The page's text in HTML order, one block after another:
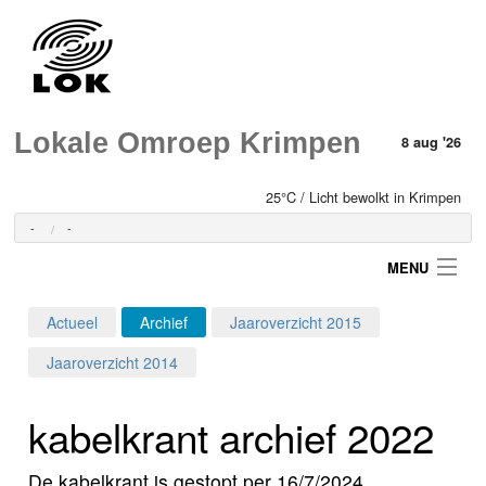
Lokale Omroep Krimpen 8 aug '26
25°C / Licht bewolkt in Krimpen
- -
MENU
Programma's
Actueel Archief
Jaaroverzicht 2015
Jaaroverzicht 2014
kabelkrant archief 2022